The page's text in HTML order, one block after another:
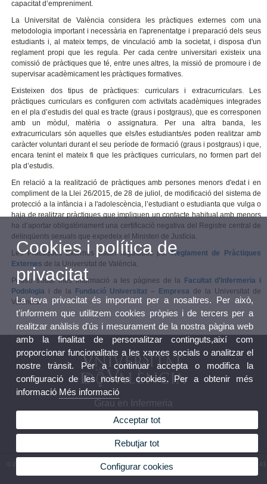
capacitat d’empreniment.
La Universitat de València considera les pràctiques externes com una
metodologia important i necessària en l'aprenentatge i preparació dels seus
estudiants i, al mateix temps, de vinculació amb la societat, i disposa d'un
reglament propi que les regula. Per cada centre universitari existeix una
comissió de pràctiques que té, entre unes altres, la missió de promoure i de
supervisar acadèmicament les pràctiques formatives.
Existeixen dos tipus de pràctiques: curriculars i extracurriculars. Les
pràctiques curriculars es configuren com activitats acadèmiques integrades
en el pla d’estudis del qual es tracte (graus i postgraus), que es corresponen
amb un mòdul, matèria o assignatura. Per una altra banda, les
extracurriculars són aquelles que els/les estudiants/es poden realitzar amb
caràcter voluntari durant el seu període de formació (graus i postgraus) i que,
encara tenint el mateix fi que les pràctiques curriculars, no formen part del
pla d’estudis.
En relació a la realització de pràctiques amb persones menors d'edat i en
compliment de la Llei 26/2015, de 28 de juliol, de modificació del sistema de
protecció a la infància i a l'adolescència, l’estudiant o estudianta que vulga o
haja de realitzar pràctiques que impliquen un contacte habitual amb menors
ha d’aportar obligatòriament una certificació negativa del Registre central de
delinqüents sexuals que expedeix el Ministeri de Justícia.
Les Pràctiques Externes estan regulades pelReglament de Pràctiques
Externes de la Universitat de València.
Podeu trobar més informació a les pàgines de la
Facultat d'Infermeria i
Podologia i de la Fundació Universitat – Empresa de la Universitat de
València.
Grau en Infermeria
© 2026 UV. - Av. Menéndez y Pelayo, s/n. 46010 València. Espanya. Telèfon: (+34) 96 386 41
Cookies i política de
privacitat
La teva privacitat és important per a nosaltres. Per això,
t'informem que utilitzem cookies pròpies i de tercers per a
realitzar anàlisis d'ús i mesurament de la nostra pàgina web
amb la finalitat de personalitzar continguts,així com
proporcionar funcionalitats a les xarxes socials o analitzar el
nostre trànsit. Per a continuar accepta o modifica la
configuració de les nostres cookies. Per a obtenir més
informació Més informació
Acceptar tot
Rebutjar tot
Configurar cookies